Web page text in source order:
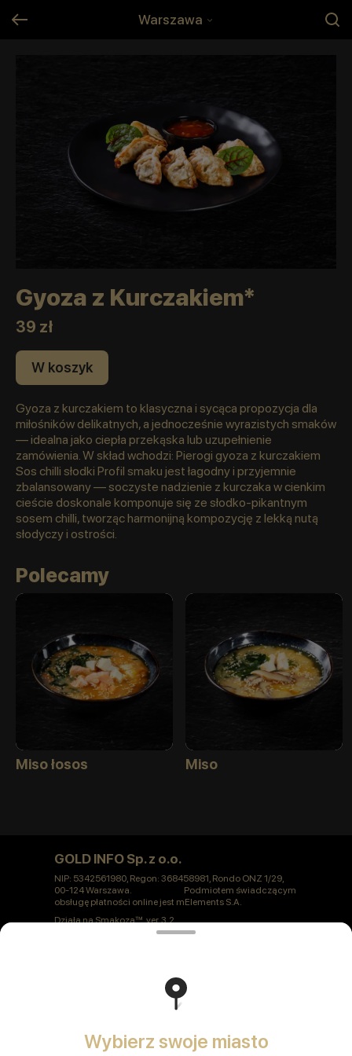
Warszawa
Gyoza z Kurczakiem*
39 zł
W koszyk
Gyoza z kurczakiem to klasyczna i sycąca propozycja dla
miłośników delikatnych, a jednocześnie wyrazistych smaków
— idealna jako ciepła przekąska lub uzupełnienie
zamówienia. W skład wchodzi: Pierogi gyoza z kurczakiem
Sos chilli słodki Profil smaku jest łagodny i przyjemnie
zbalansowany — soczyste nadzienie z kurczaka w cienkim
cieście doskonale komponuje się ze słodko-pikantnym
sosem chilli, tworząc harmonijną kompozycję z lekką nutą
słodyczy i ostrości.
Polecamy
Miso łosos Miso
GOLD INFO Sp. z o.o.
NIP: 5342561980, Regon: 368458981, Rondo ONZ 1/29,
00-124 Warszawa. Podmiotem świadczącym
obsługę płatności online jest mElements S.A.
Działa na Smakozaver. 3.2
Polityka prywatności
Wybierz swoje miasto